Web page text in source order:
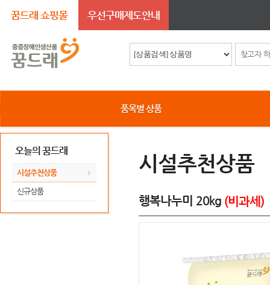
꿈드래 쇼핑몰 우선구매제도안내
품목별 상품
오늘의 꿈드래
시설추천상품
신규상품
시설추천상품
행복나누미 20kg (비과세)